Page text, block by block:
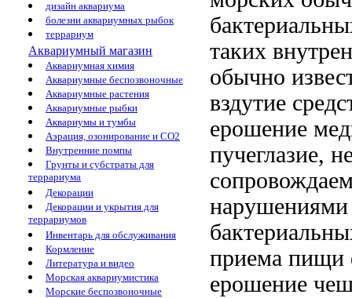
дизайн аквариума
болезни аквариумных рыбок
террариум
Аквариумный магазин
Аквариумная химия
Аквариумные беспозвоночные
Аквариумные растения
Аквариумные рыбки
Аквариумы и тумбы
Аэрация, озонирование и CO2
Внутренние помпы
Грунты и субстраты для
террариума
Декорации
Декорации и укрытия для
террариумов
Инвентарь для обслуживания
Кормление
Литература и видео
Морская аквариумистика
Морские беспозвоночные
таких
обычно
вздутие
ерошение
пучеглазие,
приема пищи
ерошение